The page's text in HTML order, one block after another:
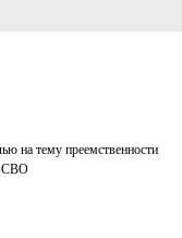
на тему преемственности
СВО